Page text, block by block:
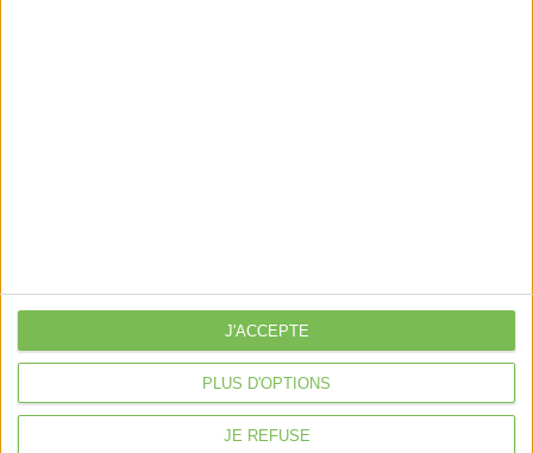
PLUS D'OPTIONS
JE REFUSE
J'ACCEPTE
Violette la comptable
Déclaration Impôt sur le Revenu
Côté Retraite